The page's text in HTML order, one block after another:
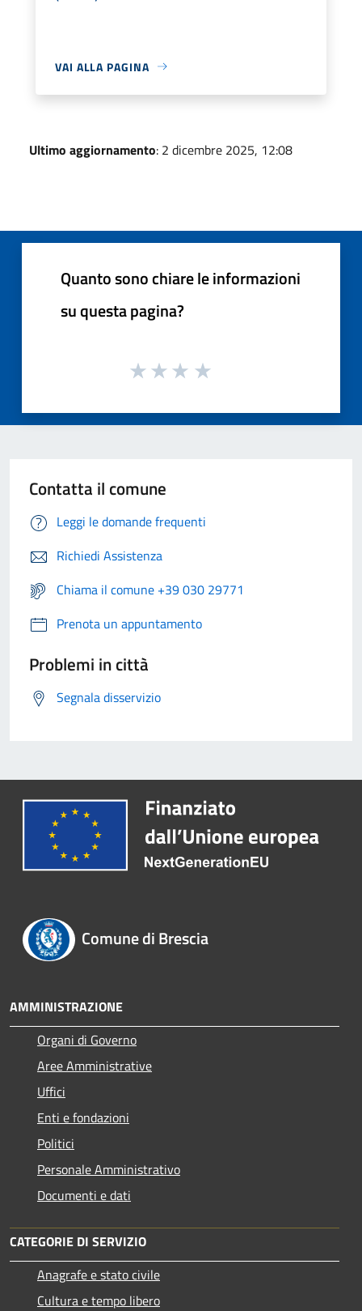
VAI ALLA PAGINA
Ultimo aggiornamento: 2 dicembre 2025, 12:08
Quanto sono chiare le informazioni
su questa pagina?
Contatta il comune
Leggi le domande frequenti
Richiedi Assistenza
Chiama il comune +39 030 29771
Prenota un appuntamento
Problemi in città
Segnala disservizio
Comune di Brescia
AMMINISTRAZIONE
Organi di Governo
Aree Amministrative
Uffici
Enti e fondazioni
Politici
Personale Amministrativo
Documenti e dati
CATEGORIE DI SERVIZIO
Anagrafe e stato civile
Cultura e tempo libero